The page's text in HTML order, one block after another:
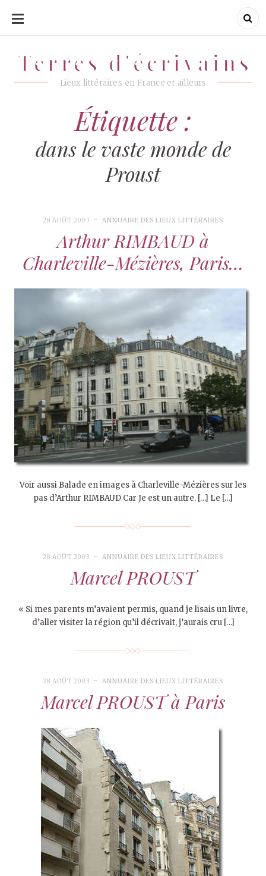
ALLER
CONTENU
Terres d'écrivains
Lieux littéraires en France et ailleurs
Terres d'écrivains
Étiquette :
dans le vaste monde de
Proust
28 AOÛT 2003 ANNUAIRE DES LIEUX LITTÉRAIRES
Arthur RIMBAUD à
Charleville-Mézières, Paris…
Voir aussi Balade en images à Charleville-Mézières sur les
pas d’Arthur RIMBAUD Car Je est un autre. […] Le […]
28 AOÛT 2003 ANNUAIRE DES LIEUX LITTÉRAIRES
Marcel PROUST
« Si mes parents m’avaient permis, quand je lisais un livre,
d’aller visiter la région qu’il décrivait, j’aurais cru […]
28 AOÛT 2003 ANNUAIRE DES LIEUX LITTÉRAIRES
Marcel PROUST à Paris